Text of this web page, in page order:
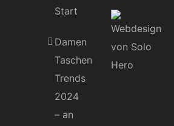
Start
Damen
Taschen
Trends
2024
– an